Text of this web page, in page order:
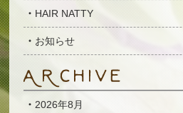
HAIR NATTY
お知らせ
2026年8月